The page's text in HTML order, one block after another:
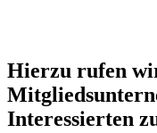
Hierzu rufen
Interessierten